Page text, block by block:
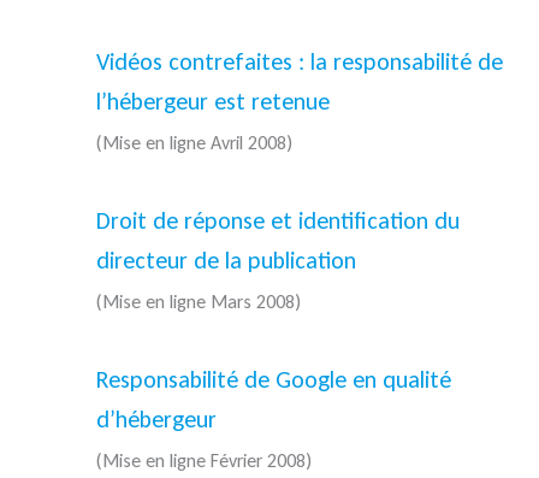
Vidéos contrefaites : la responsabilité de
l’hébergeur est retenue
(Mise en ligne Avril 2008)
Droit de réponse et identification du
directeur de la publication
(Mise en ligne Mars 2008)
Responsabilité de Google en qualité
d’hébergeur
(Mise en ligne Février 2008)